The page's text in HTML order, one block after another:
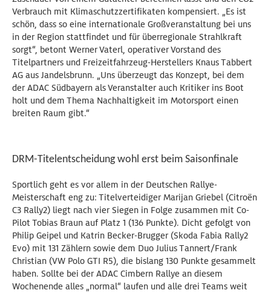
Verbrauch mit Klimaschutzzertifikaten kompensiert. „Es ist
schön, dass so eine internationale Großveranstaltung bei uns
in der Region stattfindet und für überregionale Strahlkraft
sorgt“, betont Werner Vaterl, operativer Vorstand des
Titelpartners und Freizeitfahrzeug-Herstellers Knaus Tabbert
AG aus Jandelsbrunn. „Uns überzeugt das Konzept, bei dem
der ADAC Südbayern als Veranstalter auch Kritiker ins Boot
holt und dem Thema Nachhaltigkeit im Motorsport einen
breiten Raum gibt.“
DRM-Titelentscheidung wohl erst beim Saisonfinale
Sportlich geht es vor allem in der Deutschen Rallye-
Meisterschaft eng zu: Titelverteidiger Marijan Griebel (Citroën
C3 Rally2) liegt nach vier Siegen in Folge zusammen mit Co-
Pilot Tobias Braun auf Platz 1 (136 Punkte). Dicht gefolgt von
Philip Geipel und Katrin Becker-Brugger (Skoda Fabia Rally2
Evo) mit 131 Zählern sowie dem Duo Julius Tannert/Frank
Christian (VW Polo GTI R5), die bislang 130 Punkte gesammelt
haben. Sollte bei der ADAC Cimbern Rallye an diesem
Wochenende alles „normal“ laufen und alle drei Teams weit